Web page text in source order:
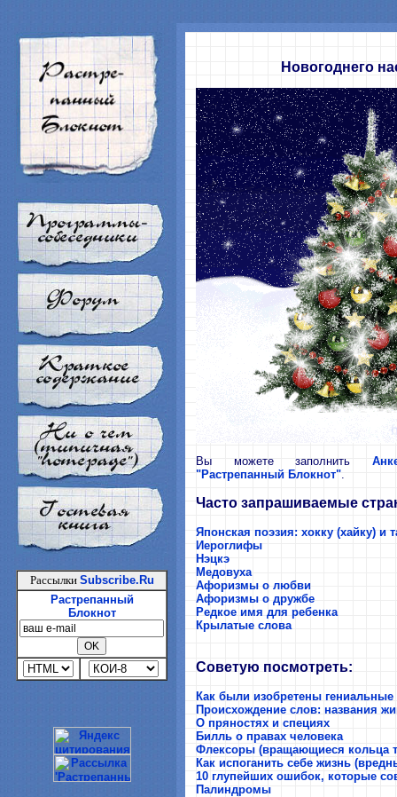
Рассылки Subscribe.Ru
Растрепанный
Блокнот
Новогоднего
Вы можете заполнить
"Растрепанный Блокнот"
Часто запрашиваемые
Японская поэзия: хокку (хайку) и
Иероглифы
Нэцкэ
Медовуха
Афоризмы о любви
Афоризмы о дружбе
Редкое имя для ребенка
Крылатые слова
Советую посмотреть:
Как были изобретены
Происхождение слов: названия
О пряностях и специях
Билль о правах человека
Флексоры (вращающиеся кольца
Как испоганить себе жизнь
10 глупейших ошибок, которые
Палиндромы